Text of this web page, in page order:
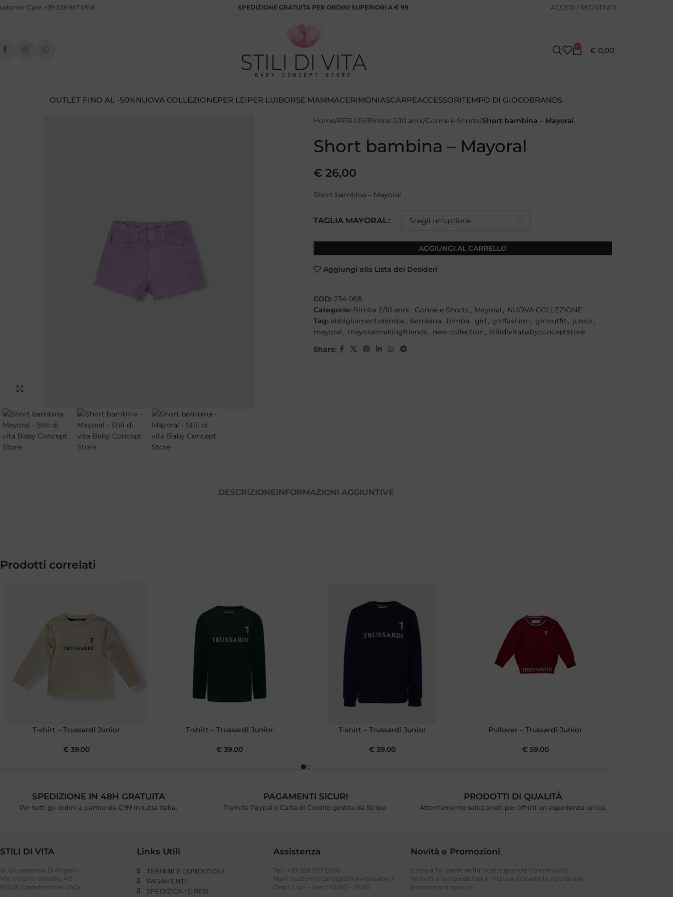
Care: +39 328 957 0556 SPEDIZIONE GRATUITA PER ORDINI SUPERIORI A € 99 ACCEDI / REGISTRATI
0 € 0,00
OUTLET FINO AL -50%NUOVA COLLEZIONEPER LEIPER LUIBORSE MAMMACERIMONIASCARPEACCESSORITEMPO DI GIOCOBRANDS
Home PER LEI Bimba 2/10 anni Gonne e Shorts Short bambina – Mayoral
Short bambina – Mayoral
€ 26,00
Short bambina – Mayoral
TAGLIA MAYORAL
AGGIUNGI AL CARRELLO
Aggiungi alla Lista dei Desideri
COD: 234 068
Categorie: Bimba 2/10 anni , Gonne e Shorts , Mayoral , NUOVA COLLEZIONE
Tag: abbigliamentobimba , bambina , bimba , girl , girlfashion , girloutfit , junior ,
mayoral , mayoralmakingfriends , new collection , stilidivitababyconceptstore
Share:
DESCRIZIONEINFORMAZIONI AGGIUNTIVE
Prodotti correlati
T-shirt – Trussardi Junior
€ 39,00
T-shirt – Trussardi Junior
€39,00
T-shirt – Trussardi Junior
€ 39,00
Pullover – Trussardi Junior
€59,00
SPEDIZIONE IN 48H GRATUITA
Per tutti gli ordini a partire da € 99 in tutta Italia.
PAGAMENTI SICURI
Tramite Paypal e Carta di Credito gestita da Stripe.
PRODOTTI DI QUALITÀ
Attentamente selezionati per offrirti un’esperienza unica.
STILI DI VITA
di Giuseppina D’Angelo
Via Vittorio Veneto, 40
92025 Casteltermini (AG)
Links Utili
TERMINI E CONDIZIONI
PAGAMENTI
SPEDIZIONI E RESI
Assistenza
Tel.: +39 328 957 0556
Mail: customercare@stilidivitababy.it
Orari: Lun – Ven | 10.00 – 19.00
Novità e Promozioni
Entra a far parte della nostra grande Community!
Iscriviti alla newsletter e inizia a ricevere le novità e le
promozioni speciali.